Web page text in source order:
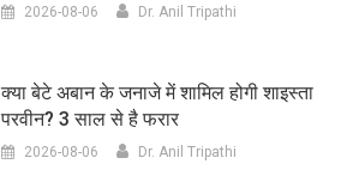
2026-08-06 Dr. Anil Tripathi
क्या बेटे अबान के जनाजे में शामिल होगी शाइस्ता
परवीन? 3 साल से है फरार
2026-08-06 Dr. Anil Tripathi